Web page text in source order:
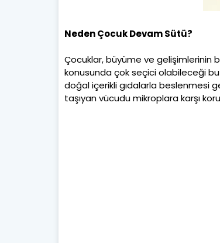
Neden Çocuk Devam Sütü?
Çocuklar, büyüme ve gelişimlerinin
konusunda çok seçici olabileceği
doğal içerikli gıdalarla beslenmesi
taşıyan vücudu mikroplara karşı